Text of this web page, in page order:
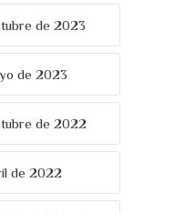
de 2023
de 2023
de 2022
de 2022